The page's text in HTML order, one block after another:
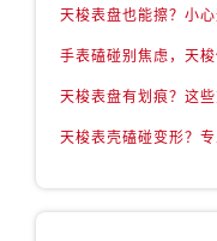
天梭表盘也能擦？小
手表磕碰别焦虑，天